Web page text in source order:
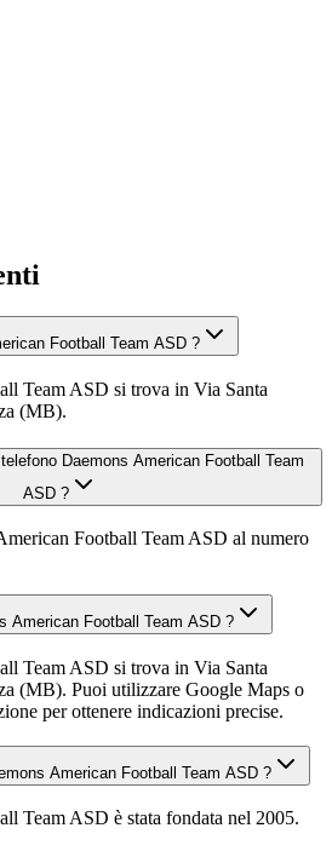
Football Team ASD ?
Team ASD si trova in Via Santa
(MB).
Daemons American Football Team
ASD ?
Football Team ASD al numero
American Football Team ASD ?
Team ASD si trova in Via Santa
(MB). Puoi utilizzare Google Maps o
per ottenere indicazioni precise.
American Football Team ASD ?
Team ASD è stata fondata nel 2005.